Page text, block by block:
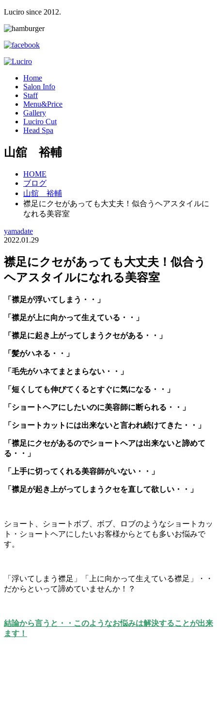
Luciro since 2012.
Home
Salon Info
Staff
Menu&Price
Gallery
Luciro Cut
Head Spa
山舘 裕輔
HOME
ブログ
山舘 裕輔
襟足にクセがあっても大丈夫！似合うヘアスタイルに
なれる美容室
yamadate
2022.01.29
襟足にクセがあっても大丈夫！似合う
ヘアスタイルになれる美容室
「襟足が浮いてしまう・・」
「襟足が上に向かって生えている・・」
「襟足に起き上がってしまうクセがある・・」
「髪がハネる・・」
「毛先がハネてまとまらない・・」
「短くしても伸びてくるとすぐに気になる・・」
「ショートヘアにしたいのに美容師に断られる・・」
「ショートカットには出来ないと言われ続けてきた・・」
「襟足にクセがあるのでショートヘアは出来ないと諦めて
る・・」
「上手に切ってくれる美容師がいない・・」
「襟足が起き上がってしまうクセを直して欲しい・・」
ショート、ショートボブ、ボブ、ロブのようなショートカッ
ト・ショートヘアにしたいお客様からとても多いお悩みで
す。
「浮いてしまう襟足」「上に向かって生えている襟足」・・
だからといって諦めていませんか！？
結論から言うと・・このようなお悩みは解決することが出来
ます！